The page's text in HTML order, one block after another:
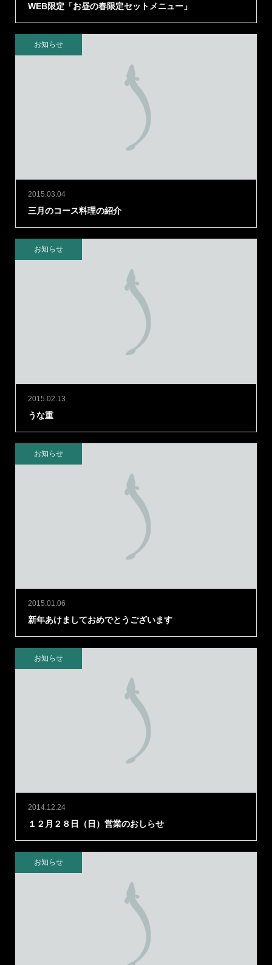
WEB限定「お昼の春限定セットメニュー」
2015.03.04
三月のコース料理の紹介
お知らせ
2015.02.13
うな重
お知らせ
2015.01.06
新年あけましておめでとうございます
お知らせ
2014.12.24
１２月２８日（日）営業のおしらせ
お知らせ
お知らせ